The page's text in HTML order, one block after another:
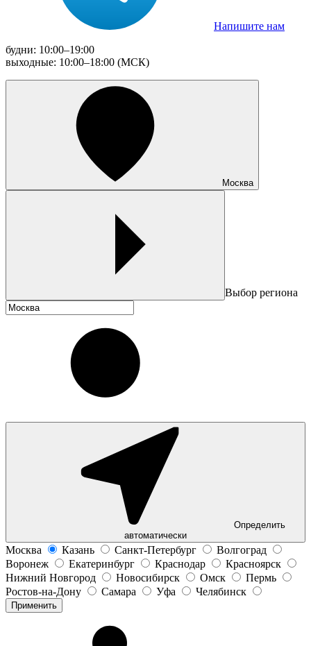
Напишите нам
будни: 10:00–19:00
выходные: 10:00–18:00 (МСК)
Москва
Выбор региона
Определить
автоматически
Москва Казань Санкт-Петербург
Волгоград
Воронеж
Екатеринбург Краснодар
Красноярск
Нижний Новгород
Новосибирск Омск
Пермь
Ростов-на-Дону
Самара Уфа Челябинск
Применить